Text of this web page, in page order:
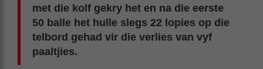
met die kolf gekry het en na die eerste
50 balle het hulle slegs 22 lopies op die
telbord gehad vir die verlies van vyf
paaltjies.